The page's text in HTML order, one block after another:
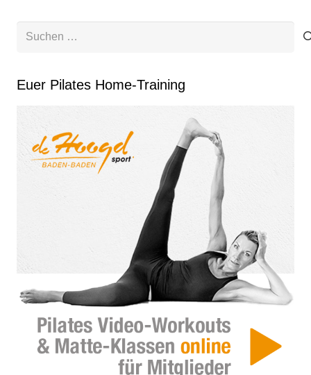
Suchen
Euer Pilates Home-Training